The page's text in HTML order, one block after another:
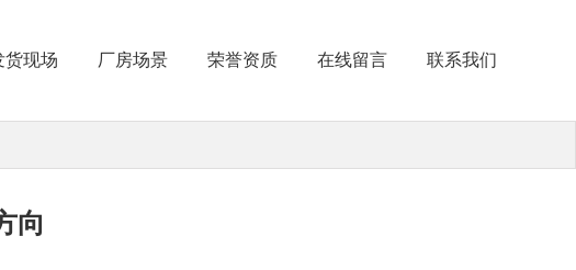
货现场 厂房场景 荣誉资质 在线留言 联系我们
向